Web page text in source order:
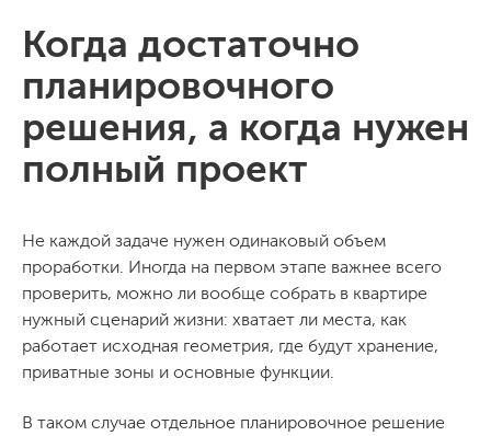
Когда достаточно
планировочного
решения, а когда нужен
полный проект
Не каждой задаче нужен одинаковый объем
проработки. Иногда на первом этапе важнее всего
проверить, можно ли вообще собрать в квартире
нужный сценарий жизни: хватает ли места, как
работает исходная геометрия, где будут хранение,
приватные зоны и основные функции.
В таком случае отдельное планировочное решение